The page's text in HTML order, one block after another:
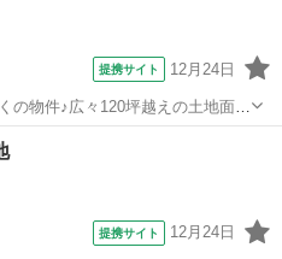
提携サイト 12月24日
物件♪広々120坪越えの土地面積
で生活便利地。
地販売/土地売買
提携サイト 12月24日